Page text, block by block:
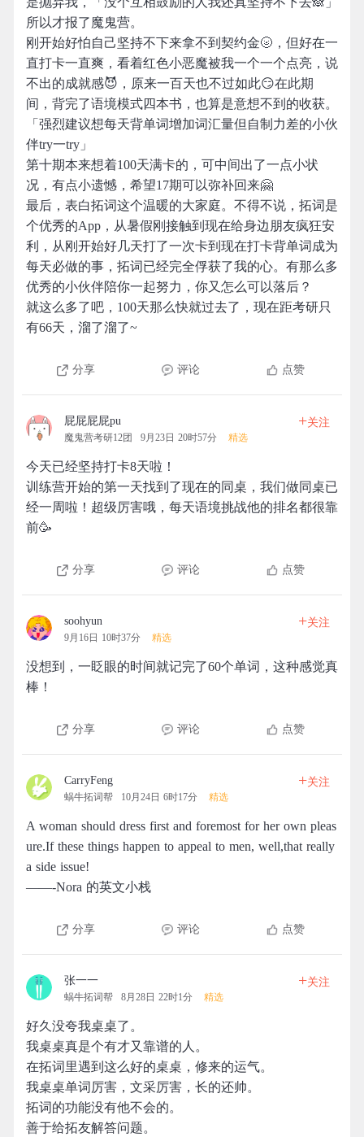
所以才报了魔鬼营。
刚开始好怕自己坚持不下来拿不到契约金🌝，但好在一
直打卡一直爽，看着红色小恶魔被我一个一个点亮，说
不出的成就感😈，原来一百天也不过如此😏在此期
间，背完了语境模式四本书，也算是意想不到的收获。
「强烈建议想每天背单词增加词汇量但自制力差的小伙
伴try一try」
第十期本来想着100天满卡的，可中间出了一点小状
况，有点小遗憾，希望17期可以弥补回来🤗
最后，表白拓词这个温暖的大家庭。不得不说，拓词是
个优秀的App，从暑假刚接触到现在给身边朋友疯狂安
利，从刚开始好几天打了一次卡到现在打卡背单词成为
每天必做的事，拓词已经完全俘获了我的心。有那么多
优秀的小伙伴陪你一起努力，你又怎么可以落后？
就这么多了吧，100天那么快就过去了，现在距考研只
有66天，溜了溜了~
分享 评论 点赞
屁屁屁屁pu
魔鬼营考研12团 9月23日 20时57分 精选
+关注
今天已经坚持打卡8天啦！
训练营开始的第一天找到了现在的同桌，我们做同桌已
经一周啦！超级厉害哦，每天语境挑战他的排名都很靠
前🥳
分享 评论 点赞
soohyun
9月16日 10时37分 精选
+关注
没想到，一眨眼的时间就记完了60个单词，这种感觉真
棒！
分享 评论 点赞
CarryFeng
蜗牛拓词帮 10月24日 6时17分 精选
+关注
A woman should dress first and foremost for her own pleas
ure.If these things happen to appeal to men, well,that really
a side issue!
——-Nora 的英文小栈
分享 评论 点赞
张一一
蜗牛拓词帮 8月28日 22时1分 精选
+关注
好久没夸我桌桌了。
我桌桌真是个有才又靠谱的人。
在拓词里遇到这么好的桌桌，修来的运气。
我桌桌单词厉害，文采厉害，长的还帅。
拓词的功能没有他不会的。
善于给拓友解答问题。